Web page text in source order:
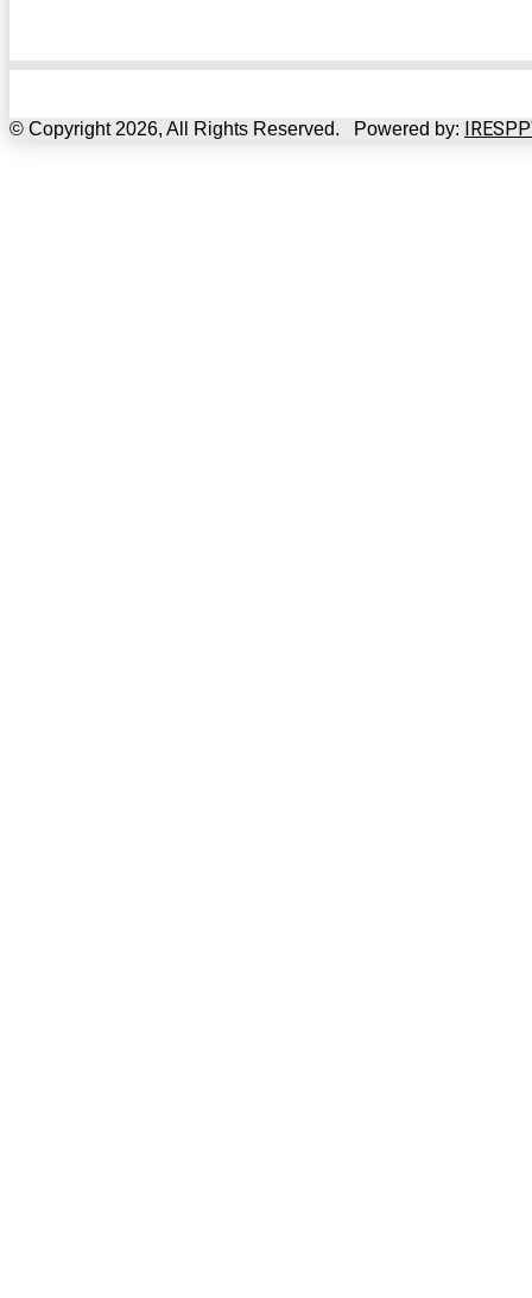
© Copyright 2026, All Rights Reserved. Powered by: